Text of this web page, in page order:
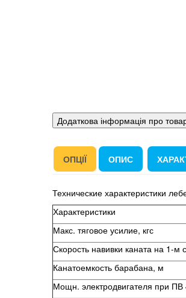
Додаткова інформація про
ОПЦІЇ ОПИС
Технические характеристики
Характеристики
Макс. тяговое усилие, кгс
Скорость навивки каната на 1-м
Канатоемкость барабана, м
Мощн. электродвигателя при ПВ